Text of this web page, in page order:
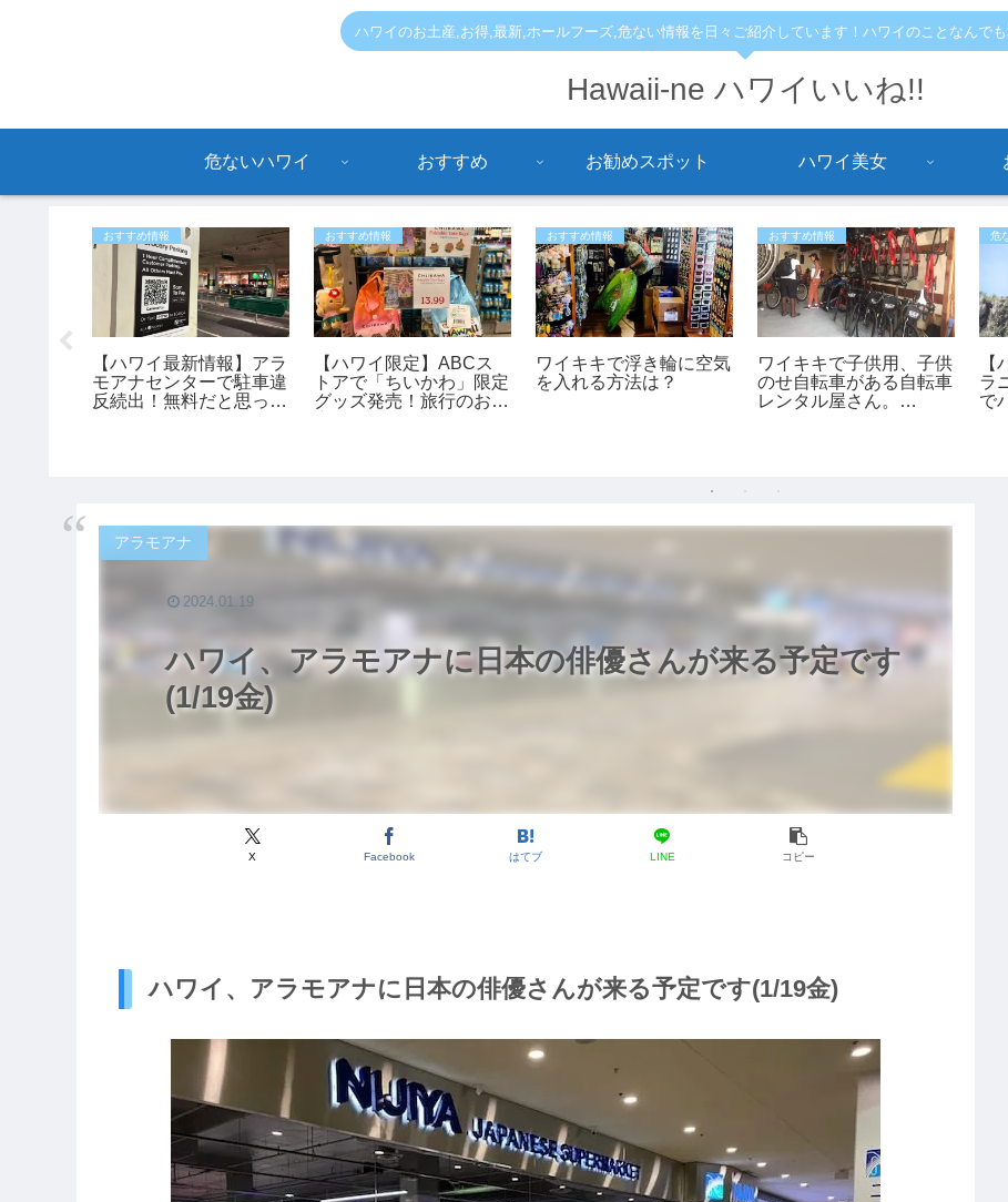
ハワイのお土産,お得,最新,ホールフーズ,危ない情報を日々ご紹介しています！ハワイのことなんでも
Hawaii-ne ハワイいいね!!
危ないハワイ おすすめ お勧めスポット ハワイ美女
おすすめ情報
【ハワイ最新情報】アラ
モアナセンターで駐車違
反続出！無料だと思って
おすすめ情報
【ハワイ限定】ABCス
トアで「ちいかわ」限定
グッズ発売！旅行のお土
おすすめ情報
ワイキキで浮き輪に空気
を入れる方法は？
おすすめ情報
ワイキキで子供用、子供
のせ自転車がある自転車
レンタル屋さん。
危
ラ
で
ハワイ、アラモアナに日本の俳優さんが来る予定です
(1/19金)
アラモアナ
X Facebook はてブ LINE コピー
2024.01.19
ハワイ、アラモアナに日本の俳優さんが来る予定です(1/19金)